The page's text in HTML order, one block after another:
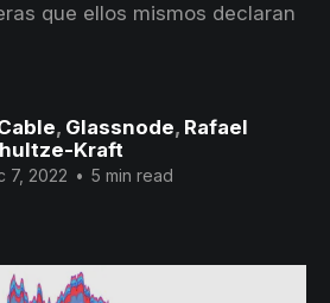
que ellos mismos declaran
, Glassnode, Rafael
Kraft
7, 2022 • 5 min read